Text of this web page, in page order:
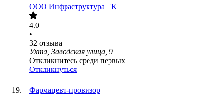
ООО Инфраструктура ТК
4.0
•
32 отзыва
Ухта, Заводская улица, 9
Откликнитесь среди первых
Откликнуться
Фармацевт-провизор